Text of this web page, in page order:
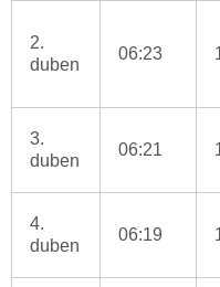
2.
duben
06:23
3.
duben
06:21
4.
duben
06:19